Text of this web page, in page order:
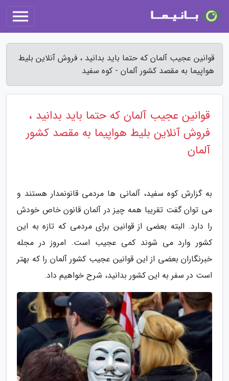
قوانین عجیب آلمان که حتما باید بدانید ، فروش آنلاین بلیط
هواپیما به مقصد کشور آلمان - کوه سفید
قوانین عجیب آلمان که حتما باید بدانید ،
فروش آنلاین بلیط هواپیما به مقصد کشور
آلمان
به گزارش کوه سفید، آلمانی ها مردمی قانونمدار هستند و
می توان گفت تقریبا همه چیز در آلمان قانون خاص خودش
را دارد. البته بعضی از قوانین برای مردمی که تازه به این
کشور وارد می شوند کمی عجیب است. امروز در مجله
خبرنگاران بعضی از این قوانین عجیب کشور آلمان را که بهتر
است در سفر به این کشور بدانید، شرح خواهیم داد.